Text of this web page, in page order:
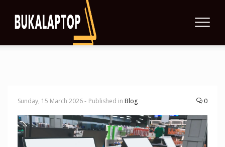
Sunday, 15 March 2026 - Published in Blog 0